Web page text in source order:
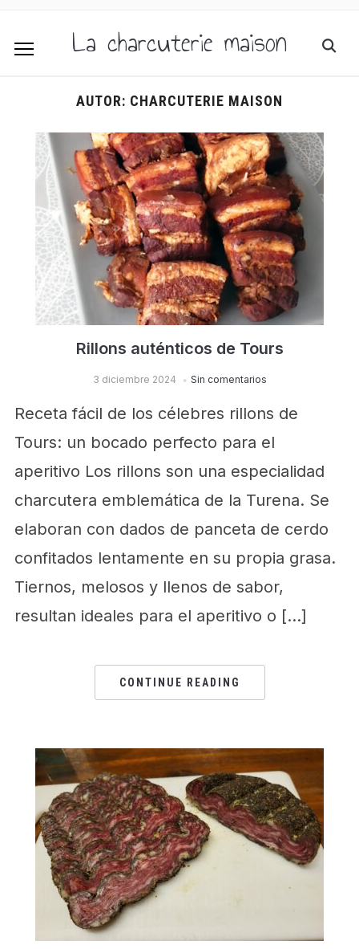
La charcuterie maison
AUTOR: CHARCUTERIE MAISON
Rillons auténticos de Tours
3 diciembre 2024 Sin comentarios
Receta fácil de los célebres rillons de
Tours: un bocado perfecto para el
aperitivo Los rillons son una especialidad
charcutera emblemática de la Turena. Se
elaboran con dados de panceta de cerdo
confitados lentamente en su propia grasa.
Tiernos, melosos y llenos de sabor,
resultan ideales para el aperitivo o […]
CONTINUE READING